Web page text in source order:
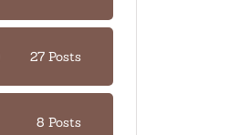
27 Posts
8 Posts